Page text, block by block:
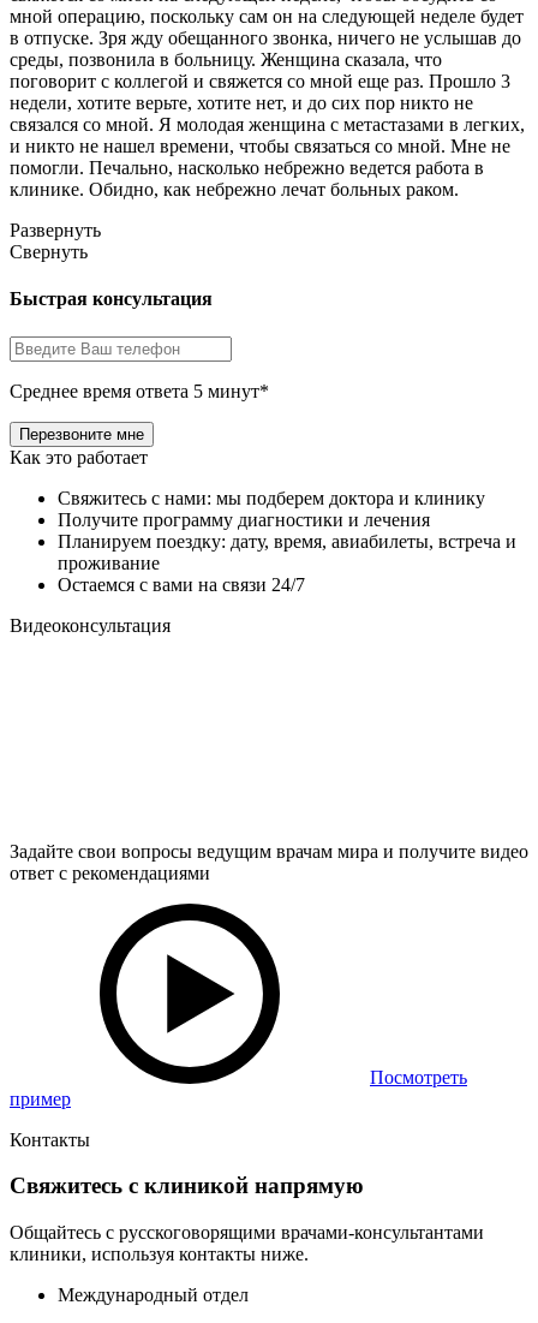
мной операцию, поскольку сам он на следующей неделе будет
в отпуске. Зря жду обещанного звонка, ничего не услышав до
среды, позвонила в больницу. Женщина сказала, что
поговорит с коллегой и свяжется со мной еще раз. Прошло 3
недели, хотите верьте, хотите нет, и до сих пор никто не
связался со мной. Я молодая женщина с метастазами в легких,
и никто не нашел времени, чтобы связаться со мной. Мне не
помогли. Печально, насколько небрежно ведется работа в
клинике. Обидно, как небрежно лечат больных раком.
Развернуть
Свернуть
Быстрая консультация
Среднее время ответа 5 минут*
Как это работает
Свяжитесь с нами: мы подберем доктора и клинику
Получите программу диагностики и лечения
Планируем поездку: дату, время, авиабилеты, встреча и
проживание
Остаемся с вами на связи 24/7
Видеоконсультация
Задайте свои вопросы ведущим врачам мира и получите видео
ответ с рекомендациями
Посмотреть
пример
Контакты
Свяжитесь с клиникой напрямую
Общайтесь с русскоговорящими врачами-консультантами
клиники, используя контакты ниже.
Международный отдел